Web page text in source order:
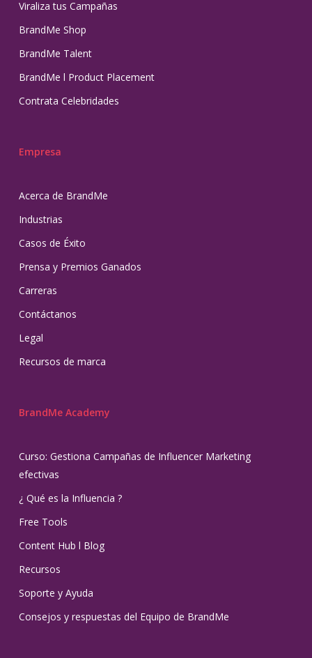
Viraliza tus Campañas
BrandMe Shop
BrandMe Talent
BrandMe l Product Placement
Contrata Celebridades
Empresa
Acerca de BrandMe
Industrias
Casos de Éxito
Prensa y Premios Ganados
Carreras
Contáctanos
Legal
Recursos de marca
BrandMe Academy
Curso: Gestiona Campañas de Influencer Marketing
efectivas
¿ Qué es la Influencia ?
Free Tools
Content Hub l Blog
Recursos
Soporte y Ayuda
Consejos y respuestas del Equipo de BrandMe